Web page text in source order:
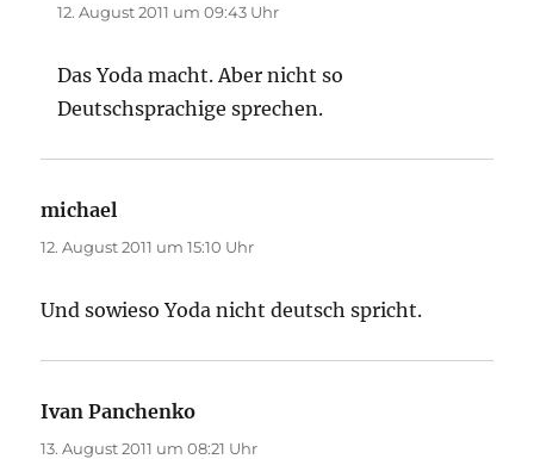
12. August 2011 um 09:43 Uhr
Das Yoda macht. Aber nicht so
Deutschsprachige sprechen.
michael
12. August 2011 um 15:10 Uhr
Und sowieso Yoda nicht deutsch spricht.
Ivan Panchenko
13. August 2011 um 08:21 Uhr